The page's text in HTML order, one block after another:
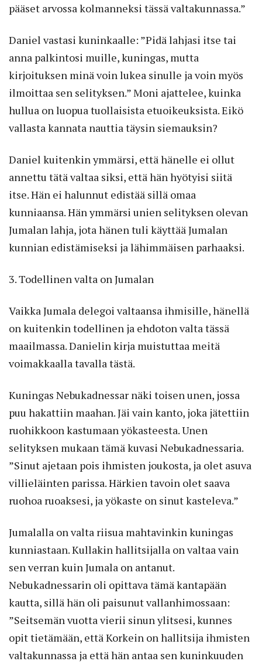
pääset arvossa kolmanneksi tässä valtakunnassa.”
Daniel vastasi kuninkaalle: ”Pidä lahjasi itse tai
anna palkintosi muille, kuningas, mutta
kirjoituksen minä voin lukea sinulle ja voin myös
ilmoittaa sen selityksen.” Moni ajattelee, kuinka
hullua on luopua tuollaisista etuoikeuksista. Eikö
vallasta kannata nauttia täysin siemauksin?
Daniel kuitenkin ymmärsi, että hänelle ei ollut
annettu tätä valtaa siksi, että hän hyötyisi siitä
itse. Hän ei halunnut edistää sillä omaa
kunniaansa. Hän ymmärsi unien selityksen olevan
Jumalan lahja, jota hänen tuli käyttää Jumalan
kunnian edistämiseksi ja lähimmäisen parhaaksi.
3. Todellinen valta on Jumalan
Vaikka Jumala delegoi valtaansa ihmisille, hänellä
on kuitenkin todellinen ja ehdoton valta tässä
maailmassa. Danielin kirja muistuttaa meitä
voimakkaalla tavalla tästä.
Kuningas Nebukadnessar näki toisen unen, jossa
puu hakattiin maahan. Jäi vain kanto, joka jätettiin
ruohikkoon kastumaan yökasteesta. Unen
selityksen mukaan tämä kuvasi Nebukadnessaria.
”Sinut ajetaan pois ihmisten joukosta, ja olet asuva
villieläinten parissa. Härkien tavoin olet saava
ruohoa ruoaksesi, ja yökaste on sinut kasteleva.”
Jumalalla on valta riisua mahtavinkin kuningas
kunniastaan. Kullakin hallitsijalla on valtaa vain
sen verran kuin Jumala on antanut.
Nebukadnessarin oli opittava tämä kantapään
kautta, sillä hän oli paisunut vallanhimossaan:
”Seitsemän vuotta vierii sinun ylitsesi, kunnes
opit tietämään, että Korkein on hallitsija ihmisten
valtakunnassa ja että hän antaa sen kuninkuuden